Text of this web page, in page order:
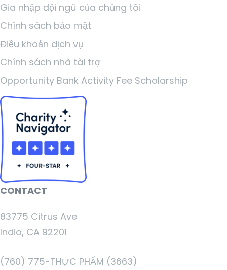
Gia nhập đội ngũ của chúng tôi
Chính sách bảo mật
Điều khoản dịch vụ
Chính sách nhà tài trợ
Opportunity Bank Activity Fee Scholarship
CONTACT
83775 Citrus Ave
Indio, CA 92201
(760) 775-THỰC PHẨM (3663)